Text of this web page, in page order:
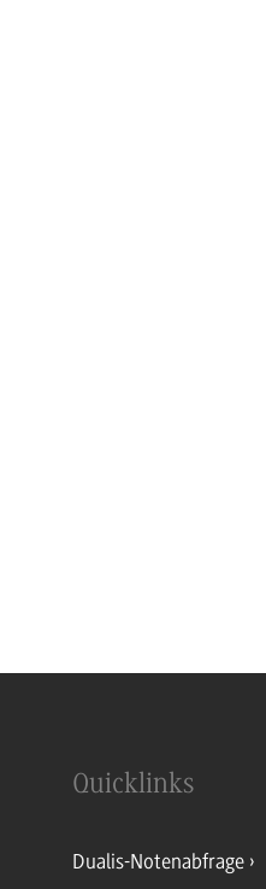
Quicklinks
Dualis-Notenabfrage